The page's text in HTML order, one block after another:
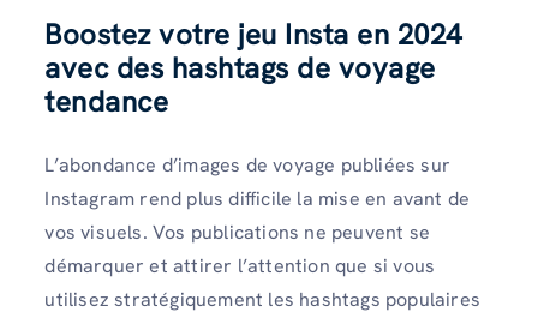
Boostez votre jeu Insta en 2024
avec des hashtags de voyage
tendance
L’abondance d’images de voyage publiées sur
Instagram rend plus difficile la mise en avant de
vos visuels. Vos publications ne peuvent se
démarquer et attirer l’attention que si vous
utilisez stratégiquement les hashtags populaires